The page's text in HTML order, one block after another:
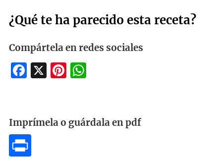
¿Qué te ha parecido esta receta?
Compártela en redes sociales
Facebook
X Pinterest
WhatsApp
Imprímela o guárdala en pdf